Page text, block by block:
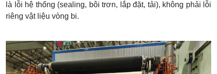
là lỗi hệ thống (sealing, bôi trơn, lắp đặt, tải), không phải lỗi
riêng vật liệu vòng bi.